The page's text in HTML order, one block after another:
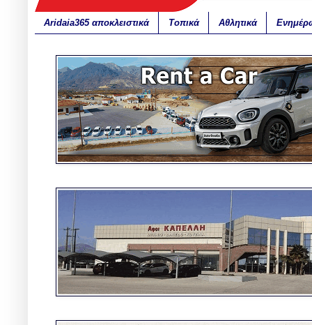
Aridaia365 αποκλειστικά Τοπικά Αθλητικά